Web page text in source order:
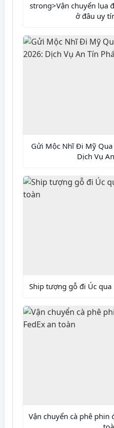
strong>Vận chuyển lụa
ở đâu uy
Gửi Mộc Nhĩ Đi Mỹ
Dịch Vụ
Ship tượng gỗ đi Úc qua
Vận chuyển cà phê phin